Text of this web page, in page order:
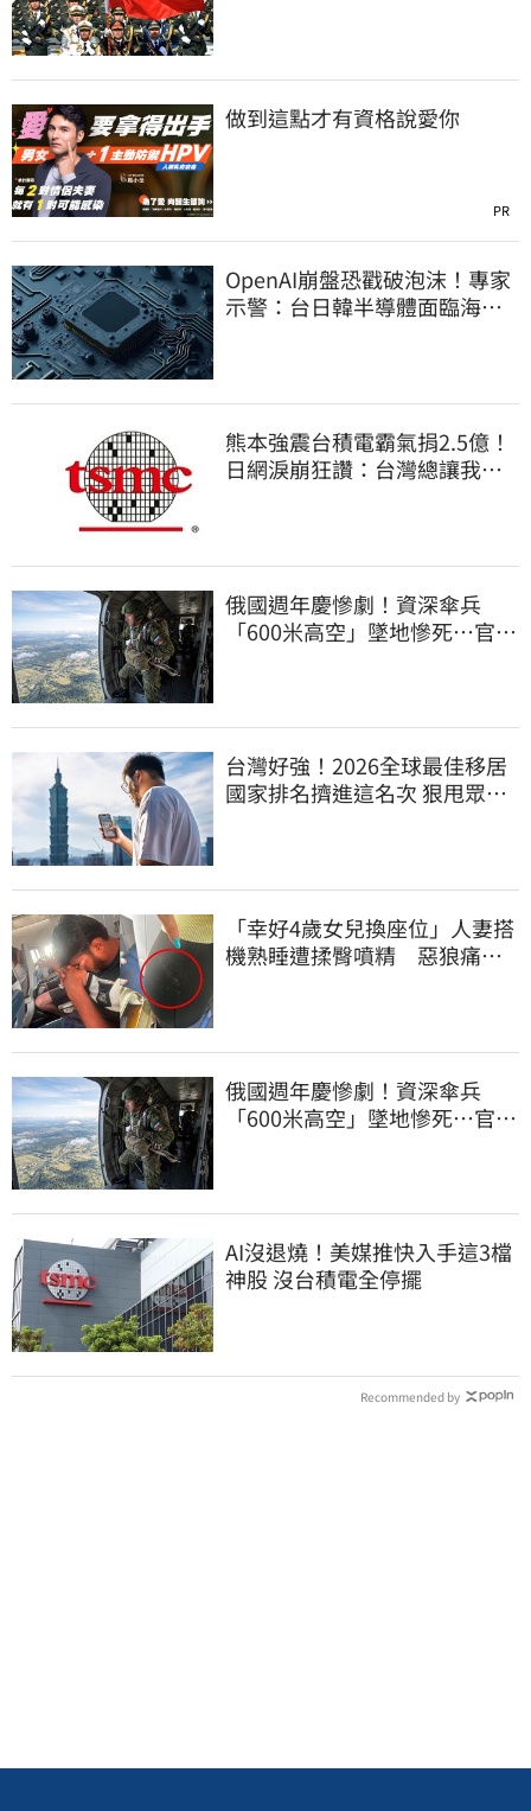
做到這點才有資格說愛你
PR
OpenAI崩盤恐戳破泡沫！專家
示警：台日韓半導體面臨海嘯
熊本強震台積電霸氣捐2.5億！
日網淚崩狂讚：台灣總讓我們
俄國週年慶慘劇！資深傘兵
「600米高空」墜地慘死…官方
台灣好強！2026全球最佳移居
國家排名擠進這名次 狠甩眾多
「幸好4歲女兒換座位」人妻搭
機熟睡遭揉臀噴精 惡狼痛哭
俄國週年慶慘劇！資深傘兵
「600米高空」墜地慘死…官方
AI沒退燒！美媒推快入手這3檔
神股 沒台積電全停擺
Recommended by